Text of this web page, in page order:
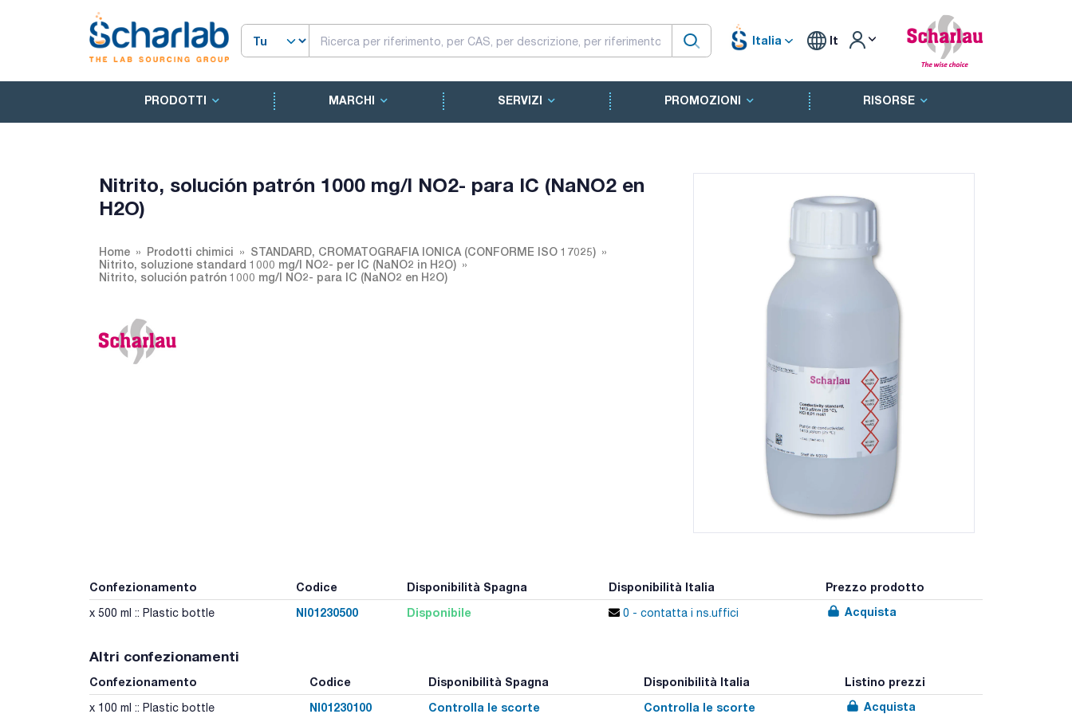
Italia It
PRODOTTI MARCHI SERVIZI PROMOZIONI RISORSE
Nitrito, solución patrón 1000 mg/l NO2- para IC (NaNO2 en
H2O)
Home Prodotti chimici
STANDARD, CROMATOGRAFIA IONICA (CONFORME ISO 17025)
Nitrito, soluzione standard 1000 mg/l NO2- per IC (NaNO2 in H2O)
Nitrito, solución patrón 1000 mg/l NO2- para IC (NaNO2 en H2O)
Confezionamento Codice Disponibilità Spagna Disponibilità Italia Prezzo prodotto
x 500 ml :: Plastic bottle NI01230500 Disponibile 0 - contatta i ns.uffici Acquista
Altri confezionamenti
Confezionamento Codice Disponibilità Spagna Disponibilità Italia Listino prezzi
x 100 ml :: Plastic bottle NI01230100 Controlla le scorte Controlla le scorte Acquista